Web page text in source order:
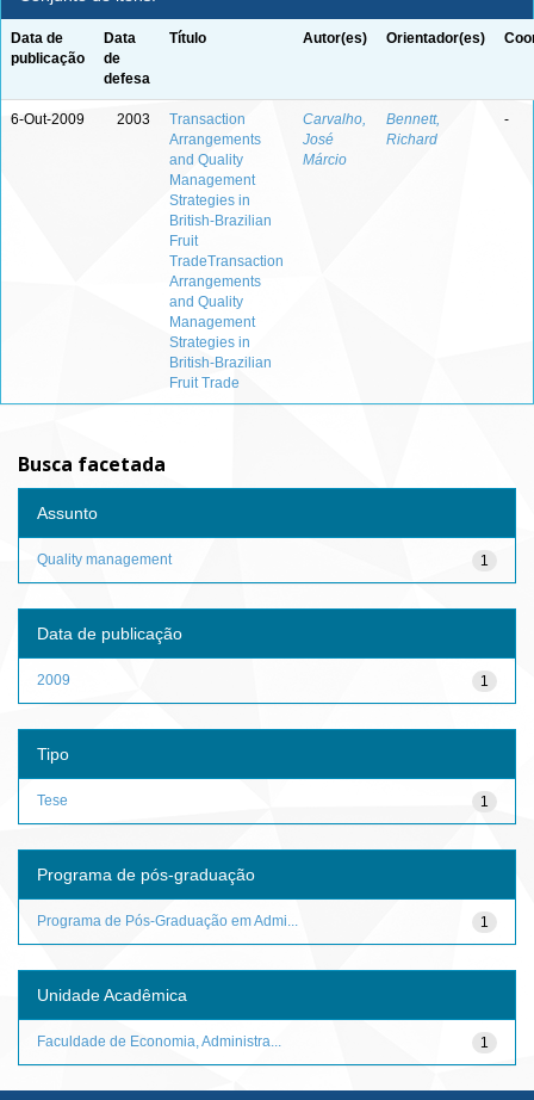
Data de
publicação
Data
de
defesa
Título Autor(es) Orientador(es)
6-Out-2009 2003
Transaction
Arrangements
and Quality
Management
Strategies in
British-Brazilian
Fruit
TradeTransaction
Arrangements
and Quality
Management
Strategies in
British-Brazilian
Fruit Trade
Carvalho,
José
Márcio
Bennett,
Richard
-
Busca facetada
Assunto
1
Quality management
Data de publicação
1
2009
Tipo
1
Tese
Programa de pós-graduação
1
Programa de Pós-Graduação em Admi...
Unidade Acadêmica
1
Faculdade de Economia, Administra...